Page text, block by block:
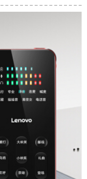
トリアM 1 C 1のテレ